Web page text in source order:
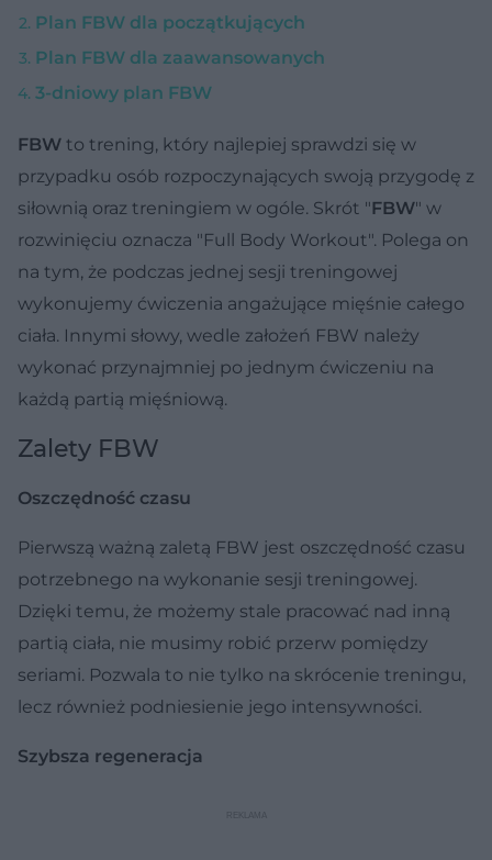
Plan FBW dla początkujących
Plan FBW dla zaawansowanych
3-dniowy plan FBW
FBW to trening, który najlepiej sprawdzi się w
przypadku osób rozpoczynających swoją przygodę z
siłownią oraz treningiem w ogóle. Skrót "FBW" w
rozwinięciu oznacza "Full Body Workout". Polega on
na tym, że podczas jednej sesji treningowej
wykonujemy ćwiczenia angażujące mięśnie całego
ciała. Innymi słowy, wedle założeń FBW należy
wykonać przynajmniej po jednym ćwiczeniu na
każdą partią mięśniową.
Zalety FBW
Oszczędność czasu
Pierwszą ważną zaletą FBW jest oszczędność czasu
potrzebnego na wykonanie sesji treningowej.
Dzięki temu, że możemy stale pracować nad inną
partią ciała, nie musimy robić przerw pomiędzy
seriami. Pozwala to nie tylko na skrócenie treningu,
lecz również podniesienie jego intensywności.
Szybsza regeneracja